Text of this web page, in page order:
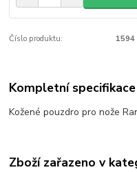
Číslo produktu: 1594
Kompletní specifikace
Kožené pouzdro pro nože
Zboží zařazeno v